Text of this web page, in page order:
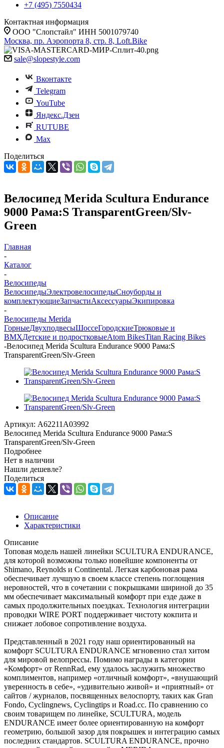
+7 (495) 7550434
Контактная информация
ООО "Слопстайл" ИНН 5001079740
Москва, пр. Аэропорта 8, стр. 8, Loft.Bike
sale@slopestyle.com
Вконтакте
Telegram
YouTube
Яндекс.Дзен
RUTUBE
Max
Поделиться
Велосипед Merida Scultura Endurance
9000 Рама:S TransparentGreen/Slv-
Green
Главная
-
Каталог
-
Велосипеды
ВелосипедыЭлектровелосипедыCноуборды и
комплектующиеЗапчастиАксессуарыЭкипировка
-
Велосипеды Merida
ГорныеДвухподвесыШоссеГородскиеТрюковые и
BMXДетские и подростковыеAtom BikesTitan Racing Bikes
-Велосипед Merida Scultura Endurance 9000 Рама:S
TransparentGreen/Slv-Green
Артикул: A62211A03992
Велосипед Merida Scultura Endurance 9000 Рама:S
TransparentGreen/Slv-Green
Подробнее
Нет в наличии
Нашли дешевле?
Поделиться
Описание
Характеристики
Описание
Топовая модель нашей линейки SCULTURA ENDURANCE,
для которой возможны только новейшие компоненты от
Shimano, Reynolds и Continental. Легкая карбоновая рама
обеспечивает лучшую в своем классе степень поглощения
неровностей, что в сочетании с покрышками шириной до 35
мм обеспечивает максимальный комфорт при езде даже в
самых продолжительных поездках. Технология интеграции
проводки WIRE PORT поддерживает чистоту кокпита и
снижает лобовое сопротивление воздуха.
Представленный в 2021 году наш ориентированный на
комфорт SCULTURA ENDURANCE мгновенно стал хитом
для мировой велопрессы. Помимо награды в категории
«Комфорт» от RennRad, ему удалось заслужить множество
комплиментов, например «отличный комфорт», «внушающий
уверенность в себе», «удивительно живой» и «приятный» от
сайтов / журналов, посвященных велоспорту, таких как Gran
Fondo, Cyclingnews, Cyclingtips и Road.cc. По сравнению со
своим товарищем по линейке, SCULTURA, модель
ENDURANCE имеет более ориентированную на комфорт
геометрию, большой зазор для покрышек и интеграцию самых
последних стандартов. SCULTURA ENDURANCE, прочно